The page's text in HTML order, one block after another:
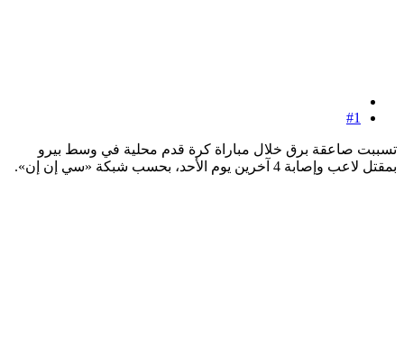
#1
تسببت صاعقة برق خلال مباراة كرة قدم محلية في وسط بيرو
بمقتل لاعب وإصابة 4 آخرين يوم الأحد، بحسب شبكة «سي إن إن».